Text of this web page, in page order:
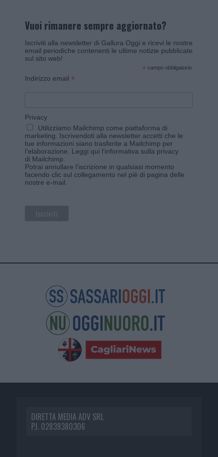
Vuoi rimanere sempre aggiornato?
Iscriviti alla newsletter di Gallura Oggi e ricevi le nostre
email periodiche contenenti le ultime notizie pubblicate
sul sito web!
* campo obbligatorio
Indirizzo email *
Privacy
Utilizziamo Mailchimp come piattaforma di
marketing. Iscrivendoti alla newsletter accetti che le
tue informazioni siano trasferite a Mailchimp per
l'elaborazione. Leggi qui l'informativa sulla privacy
di Mailchimp
Potrai annullare l'iscrizione in qualsiasi momento
facendo clic sul collegamento nel piè di pagina delle
nostre e-mail.
DIRETTA MEDIA ADV SRL
P.I. 02839380306